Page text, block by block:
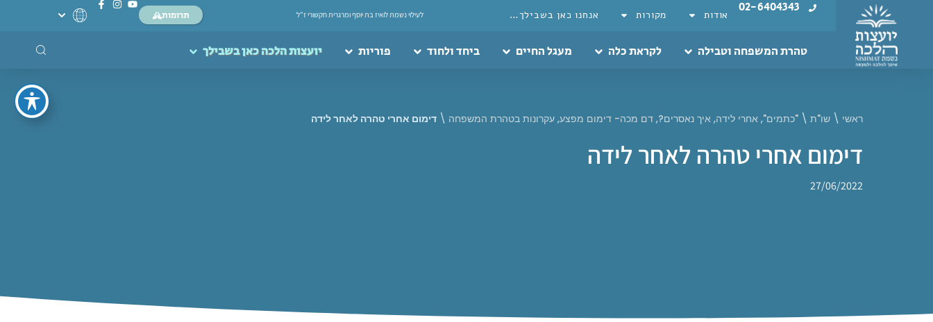
תרומות לעילוי נשמת לואיז בת יוסף ומרגרית חקשורי ז”ל 02-6404343 אודות מקורות אנחנו כאן בשבילך…
טהרת המשפחה וטבילה לקראת כלה מעגל החיים ביחד ולחוד פוריות יועצות הלכה כאן בשבילך
ראשי \ שו"ת\ "כתמים", אחרי לידה, איך נאסרים?, דם מכה- דימום מפצע, עקרונות בטהרת המשפחה \ דימום אחרי טהרה לאחר לידה
דימום אחרי טהרה לאחר לידה
27/06/2022